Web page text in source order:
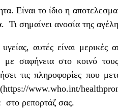
Είναι το ίδιο η
Τι σημαίνει ανοσία της
είναι μερικές
με σαφήνεια στο κοινό
τις πληροφορίες που
https://www.who.int/
στο ρεπορτάζ σας.